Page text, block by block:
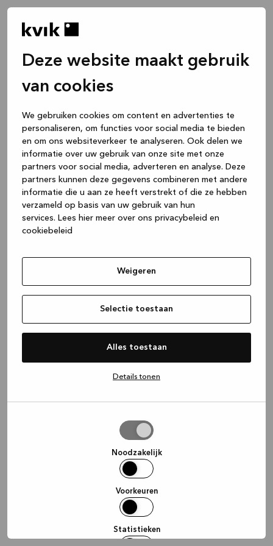
Deze website maakt gebruik
van cookies
We gebruiken cookies om content en advertenties te
personaliseren, om functies voor social media te bieden
en om ons websiteverkeer te analyseren. Ook delen we
informatie over uw gebruik van onze site met onze
partners voor social media, adverteren en analyse. Deze
partners kunnen deze gegevens combineren met andere
informatie die u aan ze heeft verstrekt of die ze hebben
verzameld op basis van uw gebruik van hun
services. Lees hier meer over ons privacybeleid en
cookiebeleid
Weigeren
Selectie toestaan
Alles toestaan
Details tonen
Noodzakelijk
Voorkeuren
Statistieken
(see the browser console for more
information).